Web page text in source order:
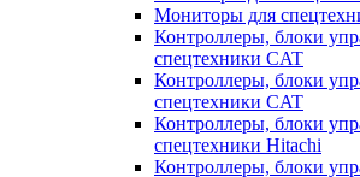
Мониторы для
Контроллеры, блоки
спецтехники CAT
Контроллеры, блоки
спецтехники CAT
Контроллеры, блоки
спецтехники Hitachi
Контроллеры, блоки